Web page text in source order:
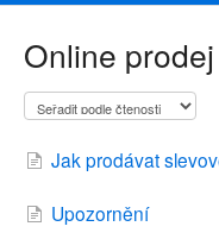
Online prodej
Jak prodávat
Upozornění